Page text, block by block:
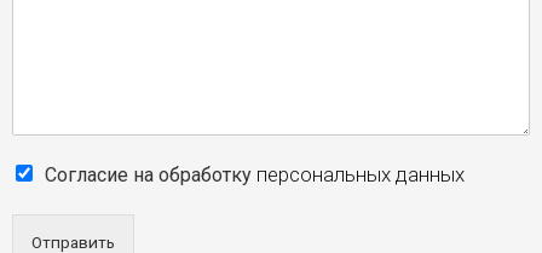
Согласие на обработку персональных данных
Отправить